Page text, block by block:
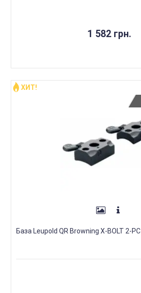
1 582 грн.
ХИТ!
База Leupold QR Browning X-BOLT 2-PC